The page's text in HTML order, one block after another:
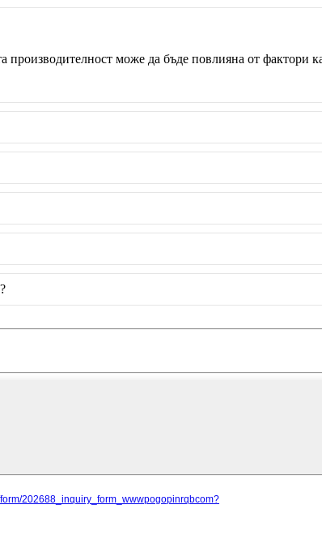
може да бъде повлияна от фактори